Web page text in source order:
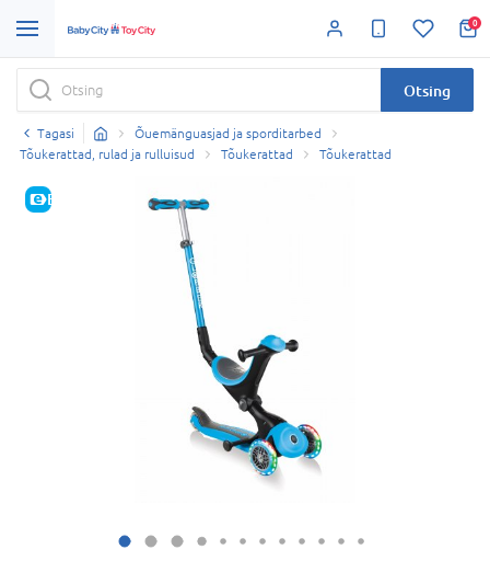
0
Otsing
Tagasi
Õuemänguasjad ja sporditarbed
Tõukerattad, rulad ja rulluisud
Tõukerattad Tõukerattad
E-HIND